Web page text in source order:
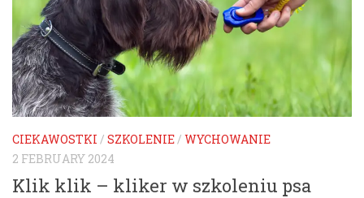
CIEKAWOSTKI / SZKOLENIE / WYCHOWANIE
2 FEBRUARY 2024
Klik klik – kliker w szkoleniu psa